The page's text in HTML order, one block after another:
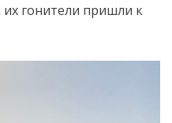
их гонители пришли к